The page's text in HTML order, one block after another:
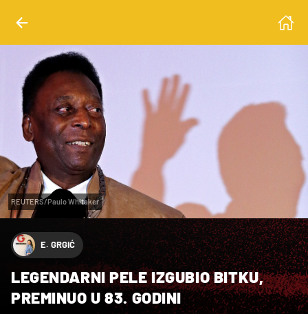
REUTERS/Paulo Whitaker
E. GRGIĆ
LEGENDARNI PELE IZGUBIO BITKU,
PREMINUO U 83. GODINI